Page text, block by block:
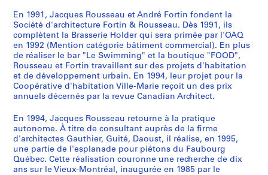
t
a
i
n
e
s
d
V
i
e
u
x
f
"
d
e
l
'
a
c
h
i
f
ê
r
a
i
n
d
e
M
n
t
r
é
a
c
e
à
b
u
r
e
u
-
É
d
i
s
-
d
e
-
L
é
y
"
,
1
9
g
a
r
y
O
l
y
p
i
c
A
r
t
a
p
e
r
V
e
e
z
i
a
"
c
e
J
a
c
q
u
s
-
C
a
r
e
e
n
v
i
l
l
"
,
1
9
9
o
u
s
k
i
,
1
9
2
AP066.S3.D10
e
a
n
n
i
v
e
s
a
i
r
e
g
e
m
e
n
t
d
l
'
U
n
i
o
-
Q
u
é
b
e
-
U
n
e
p
u
C
a
n
a
l
d
L
a
c
h
i
S
e
r
i
e
s
E
x
p
o
s
En 1991, Jacques Rousseau et André Fortin fondent la
Société d'architecture Fortin & Rousseau. Dès 1991, ils
complètent la Brasserie Holder qui sera primée par l'OAQ
en 1992 (Mention catégorie bâtiment commercial). En plus
de réaliser le bar "Le Swimming" et la boutique "FOOD",
Rousseau et Fortin travaillent sur des projets d'habitation
et de développement urbain. En 1994, leur projet pour la
Coopérative d'habitation Ville-Marie reçoit un des prix
annuels décernés par la revue Canadian Architect.
En 1994, Jacques Rousseau retourne à la pratique
autonome. À titre de consultant auprès de la firme
d'architectes Gauthier, Guité, Daoust, il réalise, en 1995,
une partie de l'esplanade pour piétons du Faubourg
Québec. Cette réalisation couronne une recherche de dix
ans sur le Vieux-Montréal, inaugurée en 1985 par le